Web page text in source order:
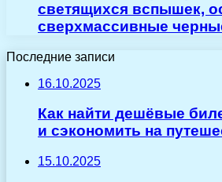
светящихся вспышек,
сверхмассивные
Последние записи
16.10.2025
Как найти дешёвые
и сэкономить на
15.10.2025